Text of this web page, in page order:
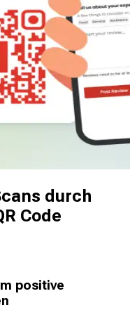
durch
Code
positive